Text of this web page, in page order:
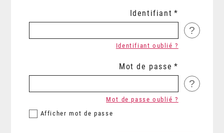
Identifiant
?
Identifiant oublié ?
Mot de passe
?
Afficher mot de passe
Mot de passe oublié ?